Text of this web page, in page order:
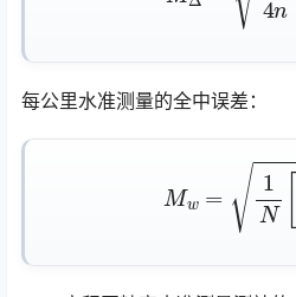
每公里水准测量的全中误差：
Mw=1N[